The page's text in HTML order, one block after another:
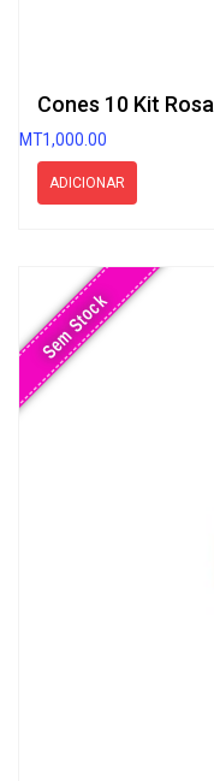
Cones 10 Kit Rosa
MT1,000.00
ADICIONAR
Sem Stock